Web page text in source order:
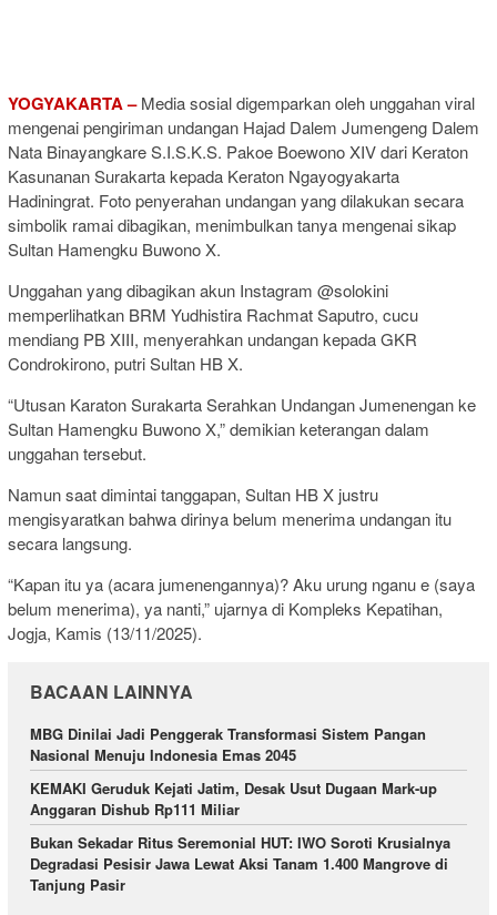
YOGYAKARTA –Media sosial digemparkan oleh unggahan viral
mengenai pengiriman undangan Hajad Dalem Jumengeng Dalem
Nata Binayangkare S.I.S.K.S. Pakoe Boewono XIV dari Keraton
Kasunanan Surakarta kepada Keraton Ngayogyakarta
Hadiningrat. Foto penyerahan undangan yang dilakukan secara
simbolik ramai dibagikan, menimbulkan tanya mengenai sikap
Sultan Hamengku Buwono X.
Unggahan yang dibagikan akun Instagram @solokini
memperlihatkan BRM Yudhistira Rachmat Saputro, cucu
mendiang PB XIII, menyerahkan undangan kepada GKR
Condrokirono, putri Sultan HB X.
“Utusan Karaton Surakarta Serahkan Undangan Jumenengan ke
Sultan Hamengku Buwono X,” demikian keterangan dalam
unggahan tersebut.
Namun saat dimintai tanggapan, Sultan HB X justru
mengisyaratkan bahwa dirinya belum menerima undangan itu
secara langsung.
“Kapan itu ya (acara jumenengannya)? Aku urung nganu e (saya
belum menerima), ya nanti,” ujarnya di Kompleks Kepatihan,
Jogja, Kamis (13/11/2025).
BACAAN LAINNYA
MBG Dinilai Jadi Penggerak Transformasi Sistem Pangan
Nasional Menuju Indonesia Emas 2045
KEMAKI Geruduk Kejati Jatim, Desak Usut Dugaan Mark-up
Anggaran Dishub Rp111 Miliar
Bukan Sekadar Ritus Seremonial HUT: IWO Soroti Krusialnya
Degradasi Pesisir Jawa Lewat Aksi Tanam 1.400 Mangrove di
Tanjung Pasir